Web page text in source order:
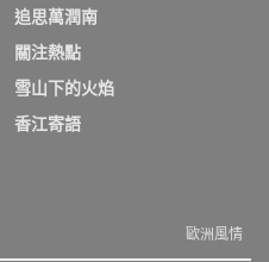
追思萬潤南
關注熱點
雪山下的火焰
香江寄語
歐洲風情